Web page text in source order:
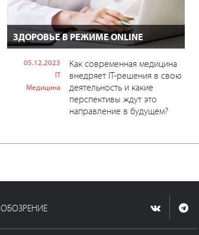
ЗДОРОВЬЕ В РЕЖИМЕ ONLINE
05.12.2023
IT
Медицина
Как современная медицина
внедряет IT-решения в свою
деятельность и какие
перспективы ждут это
направление в будущем?
ОБОЗРЕНИЕ